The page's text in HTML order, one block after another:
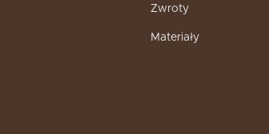
Zwroty
Materiały